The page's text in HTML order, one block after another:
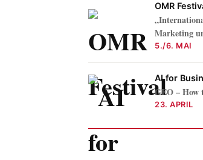
OMR
Marketing
5./6. MAI
AI for
GEO – How
23. APRIL